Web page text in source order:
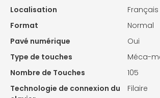
Localisation
Français
Format
Normal
Pavé numérique
Oui
Type de touches
Méca-
Nombre de Touches
105
Technologie de connexion du
Filaire